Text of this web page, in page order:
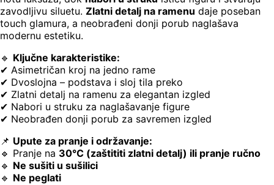
zavodljivu siluetu. Zlatni detalj na ramenu daje poseban
touch glamura, a neobrađeni donji porub naglašava
modernu estetiku.
🔹 Ključne karakteristike:
✔ Asimetričan kroj na jedno rame
✔ Dvoslojna – podstava i sloj tila preko
✔ Zlatni detalj na ramenu za elegantan izgled
✔ Nabori u struku za naglašavanje figure
✔ Neobrađen donji porub za savremen izgled
📌 Upute za pranje i održavanje:
🔹 Pranje na 30°C (zaštititi zlatni detalj) ili pranje ručno
🔹 Ne sušiti u sušilici
🔹 Ne peglati